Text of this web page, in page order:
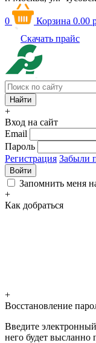
0 Корзина 0.00
Скачать прайс
+
Вход на сайт
Email
Пароль
Регистрация Забыли
Войти
Запомнить меня
+
Как добраться
+
Восстановление
Введите
него будет высланно